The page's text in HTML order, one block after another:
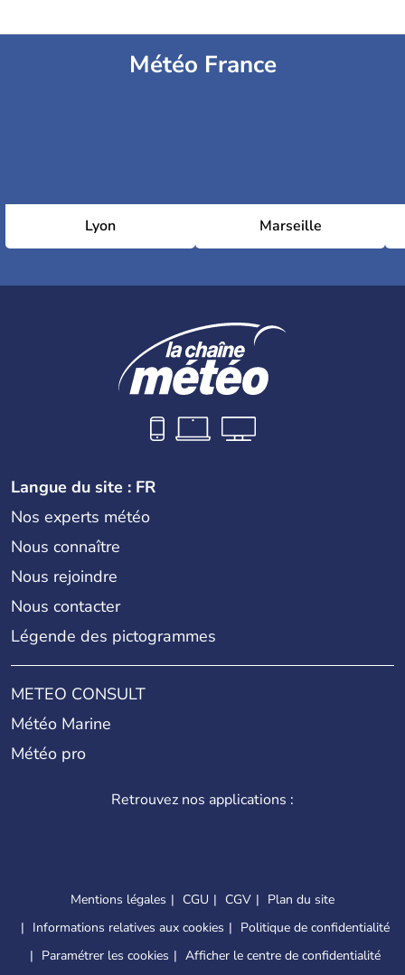
Météo France
Lyon Marseille
Langue du site : FR
Nos experts météo
Nous connaître
Nous rejoindre
Nous contacter
Légende des pictogrammes
METEO CONSULT
Météo Marine
Météo pro
Retrouvez nos applications :
Mentions légales CGU CGV
Plan du site
Informations relatives aux cookies
Politique de confidentialité
Paramétrer les cookies
Afficher le centre de confidentialité